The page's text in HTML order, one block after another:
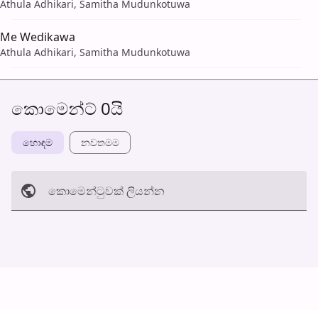
Athula Adhikari, Samitha Mudunkotuwa
Me Wedikawa
Athula Adhikari, Samitha Mudunkotuwa
කොමෙන්ට් 0යි
හොඳම නවත​මම
කොමෙන්ටුව​ක් ලියන්න